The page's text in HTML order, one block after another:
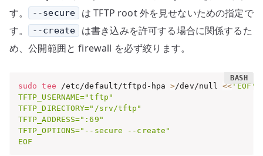
す。
--secure
は TFTP root 外を見せないための指定で
す。
--create
は書き込みを許可する場合に関係するた
め、公開範囲と firewall を必ず絞ります。
sudo tee /etc/default/tftpd-hpa >/dev/null << 'EOF'
TFTP_USERNAME="tftp"
TFTP_DIRECTORY="/srv/tftp"
TFTP_ADDRESS=":69"
TFTP_OPTIONS="--secure --create"
EOF